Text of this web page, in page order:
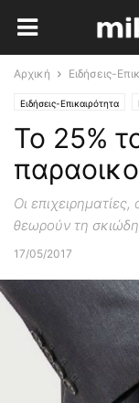
Αρχική Ειδήσεις-
Ειδήσεις-Επικαιρότητα
Το 25%
Οι
θεωρούν τη
17/05/2017